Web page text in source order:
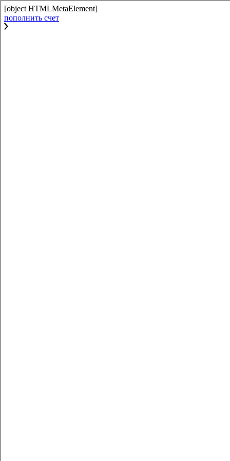
[object HTMLMetaElement]
пополнить счет